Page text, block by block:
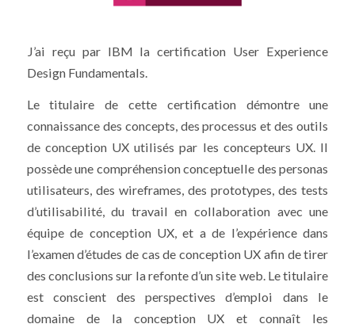
J’ai reçu par IBM la certification User Experience
Design Fundamentals.
Le titulaire de cette certification démontre une
connaissance des concepts, des processus et des outils
de conception UX utilisés par les concepteurs UX. Il
possède une compréhension conceptuelle des personas
utilisateurs, des wireframes, des prototypes, des tests
d’utilisabilité, du travail en collaboration avec une
équipe de conception UX, et a de l’expérience dans
l’examen d’études de cas de conception UX afin de tirer
des conclusions sur la refonte d’un site web. Le titulaire
est conscient des perspectives d’emploi dans le
domaine de la conception UX et connaît les